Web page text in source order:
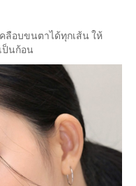
ลือบขนตาได้ทุกเส้น ให้
ป็นก้อน